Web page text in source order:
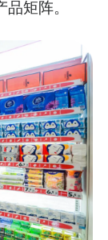
矩阵。